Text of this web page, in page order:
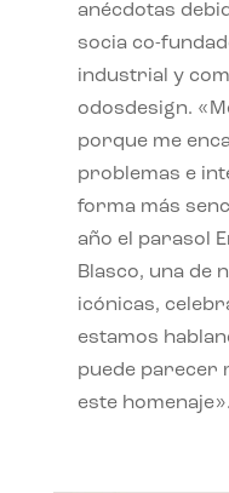
anécdotas
socia co-
industrial y
odosdesign.
porque me
problemas e
forma más
año el parasol
Blasco, una de
icónicas,
estamos
puede parecer
este homenaje».